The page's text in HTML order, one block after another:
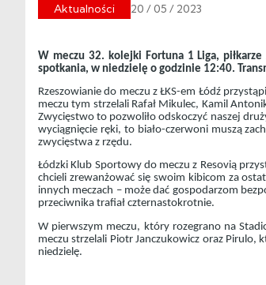
Aktualności 20 / 05 / 2023
W meczu 32. kolejki Fortuna 1 Liga,
spotkania, w niedzielę o godzinie 12:40.
Rzeszowianie do meczu z ŁKS-em Łódź
meczu tym strzelali Rafał Mikulec, Kamil
Zwycięstwo to pozwoliło odskoczyć naszej
wyciągnięcie ręki, to biało-czerwoni muszą
zwycięstwa z rzędu.
Łódzki Klub Sportowy do meczu z Resovią
chcieli zrewanżować się swoim kibicom za
innych meczach – może dać gospodarzom
przeciwnika trafiał czternastokrotnie.
W pierwszym meczu, który rozegrano na
meczu strzelali Piotr Janczukowicz oraz
niedzielę.